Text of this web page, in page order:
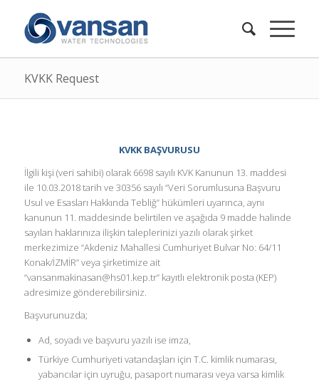
KVKK Request
KVKK BAŞVURUSU
İlgili kişi (veri sahibi) olarak 6698 sayılı KVK Kanunun 13. maddesi
ile 10.03.2018 tarih ve 30356 sayılı “Veri Sorumlusuna Başvuru
Usul ve Esasları Hakkında Tebliğ” hükümleri uyarınca, aynı
kanunun 11. maddesinde belirtilen ve aşağıda 9 madde halinde
sayılan haklarınıza ilişkin taleplerinizi yazılı olarak şirket
merkezimize “Akdeniz Mahallesi Cumhuriyet Bulvar No: 64/11
Konak/İZMİR” veya şirketimize ait
“vansanmakinasan@hs01.kep.tr” kayıtlı elektronik posta (KEP)
adresimize gönderebilirsiniz.
Başvurunuzda;
Ad, soyadı ve başvuru yazılı ise imza,
Türkiye Cumhuriyeti vatandaşları için T.C. kimlik numarası,
yabancılar için uyruğu, pasaport numarası veya varsa kimlik